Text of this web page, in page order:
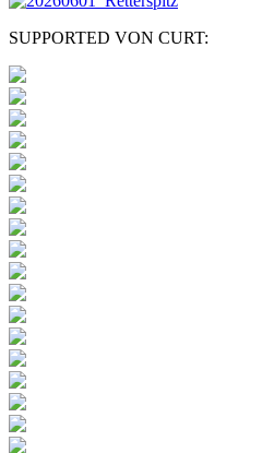
SUPPORTED VON CURT: